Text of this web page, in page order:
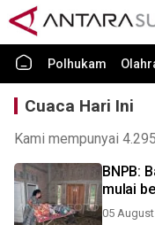
Polhukam
Cuaca Hari Ini
Kami mempunyai
BNPB:
mulai
05 August